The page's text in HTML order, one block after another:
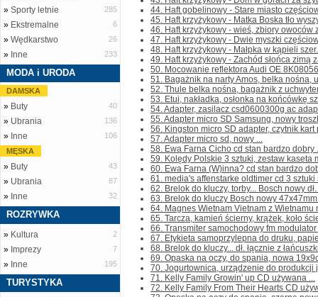
» Sporty letnie 285
» Ekstremalne 6
» Wędkarstwo 26
» Inne 233
MODA i URODA
DAMSKA
» Buty 40
» Ubrania 136
» Inne
106
MĘSKA
» Buty 43
» Ubrania 87
» Inne 32
ROZRYWKA
» Kultura 2
» Imprezy 7
» Inne 195
TURYSTYKA
44. Haft gobelinowy - Stare miasto
45. Haft krzyżykowy - Matka Boska tło
46. Haft krzyżykowy - wieś, zbiory owoców
47. Haft krzyżykowy - Dwie myszki
48. Haft krzyżykowy - Małpka w kąpieli
49. Haft krzyżykowy - Zachód słońca zimą
50. Mocowanie reflektora Audi OE
51. Bagażnik na narty Amos, belka nośna,
52. Thule belka nośna, bagażnik z
53. Etui, nakładka, osłonka na końcówkę
54. Adapter, zasilacz csd0600300g ac
55. Adapter micro SD Samsung, nowy
56. Kingston micro SD adapter, czytnik kart
57. Adapter micro sd, nowy ...
58. Ewa Farna Cicho cd stan bardzo dobry
59. Kolędy Polskie 3 sztuki, zestaw kaseta
60. Ewa Farna (W)inna? cd stan bardzo
61. media's affenstarke oldtimer cd 3 sztuki
62. Brelok do kluczy, torby... Bosch nowy
63. Brelok do kluczy Bosch nowy
64. Magnes Wietnam Vietnam z Wietnamu
65. Tarcza, kamień ścierny, krążek, koło
66. Transmiter samochodowy fm
67. Etykieta samoprzylepna do druku,
68. Brelok do kluczy... dł. łącznie z
69. Opaska na oczy, do spania, nowa
70. Jogurtownica, urządzenie do produkcji
71. Kelly Family Growin' up CD używana ...
72. Kelly Family From Their Hearts CD